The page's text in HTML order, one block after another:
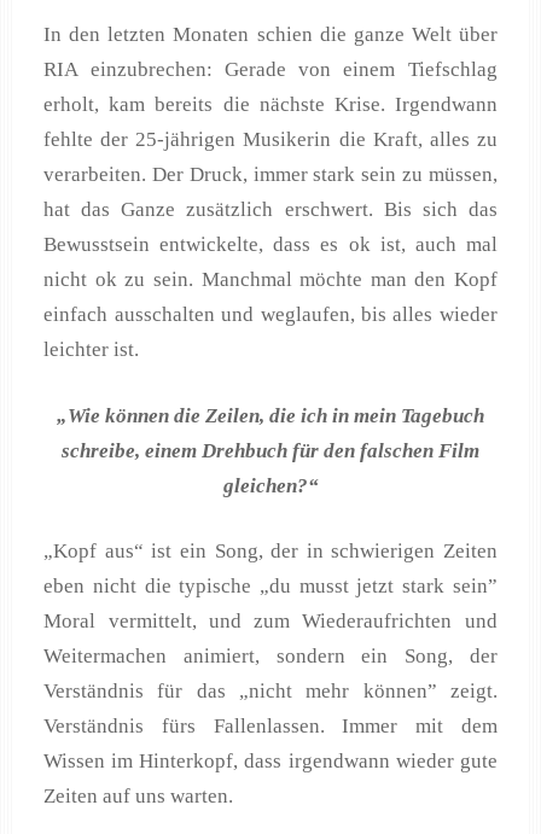
In den letzten Monaten schien die ganze Welt über
RIA einzubrechen: Gerade von einem Tiefschlag
erholt, kam bereits die nächste Krise. Irgendwann
fehlte der 25-jährigen Musikerin die Kraft, alles zu
verarbeiten. Der Druck, immer stark sein zu müssen,
hat das Ganze zusätzlich erschwert. Bis sich das
Bewusstsein entwickelte, dass es ok ist, auch mal
nicht ok zu sein. Manchmal möchte man den Kopf
einfach ausschalten und weglaufen, bis alles wieder
leichter ist.
„Wie können die Zeilen, die ich in mein Tagebuch
schreibe, einem Drehbuch für den falschen Film
gleichen?“
„Kopf aus“ ist ein Song, der in schwierigen Zeiten
eben nicht die typische „du musst jetzt stark sein”
Moral vermittelt, und zum Wiederaufrichten und
Weitermachen animiert, sondern ein Song, der
Verständnis für das „nicht mehr können” zeigt.
Verständnis fürs Fallenlassen. Immer mit dem
Wissen im Hinterkopf, dass irgendwann wieder gute
Zeiten auf uns warten.